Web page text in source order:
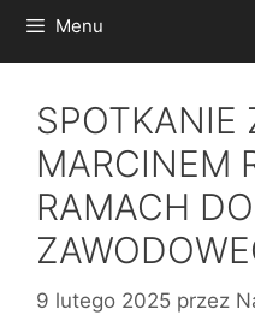
Menu
SPOTKANIE
MARCINEM
RAMACH
9 lutego 2025 przez